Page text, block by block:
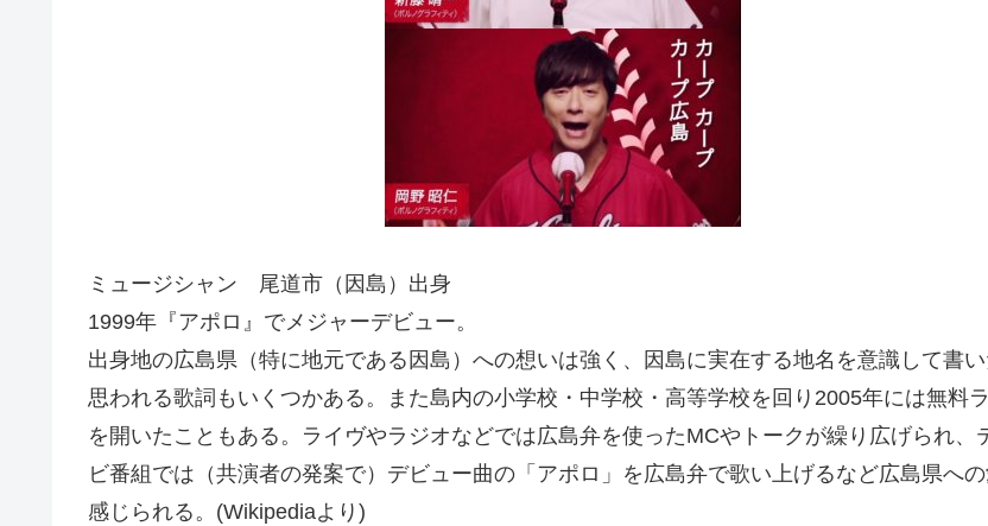
ミュージシャン 尾道市（因島）出身
1999年『アポロ』でメジャーデビュー。
出身地の広島県（特に地元である因島）への想いは強く、因島に実在する地名を意識して書い
思われる歌詞もいくつかある。また島内の小学校・中学校・高等学校を回り2005年には無料
を開いたこともある。ライヴやラジオなどでは広島弁を使ったMCやトークが繰り広げられ、
ビ番組では（共演者の発案で）デビュー曲の「アポロ」を広島弁で歌い上げるなど広島県へ
感じられる。(Wikipediaより)